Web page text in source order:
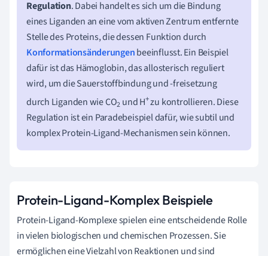
Regulation. Dabei handelt es sich um die Bindung
eines Liganden an eine vom aktiven Zentrum entfernte
Stelle des Proteins, die dessen Funktion durch
Konformationsänderungenbeeinflusst. Ein Beispiel
dafür ist das Hämoglobin, das allosterisch reguliert
wird, um die Sauerstoffbindung und -freisetzung
durch Liganden wie CO2 und H+zu kontrollieren. Diese
Regulation ist ein Paradebeispiel dafür, wie subtil und
komplex Protein-Ligand-Mechanismen sein können.
Protein-Ligand-Komplex Beispiele
Protein-Ligand-Komplexe spielen eine entscheidende Rolle
in vielen biologischen und chemischen Prozessen. Sie
ermöglichen eine Vielzahl von Reaktionen und sind